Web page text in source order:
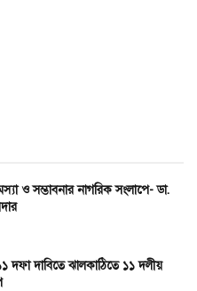
ও সম্ভাবনার নাগরিক সংলাপে- ডা.
দফা দাবিতে ঝালকাঠিতে ১১ দলীয়